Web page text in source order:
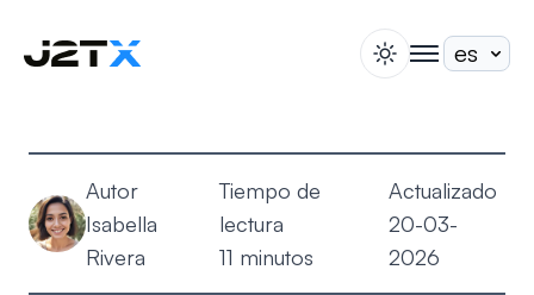
Blog
Ayuda
Acerca de
Abrir Cuenta
Iniciar Sesión
switch theme
togglenav
Autor
Isabella
Rivera
Tiempo de
lectura
11 minutos
Actualizado
20-03-
2026